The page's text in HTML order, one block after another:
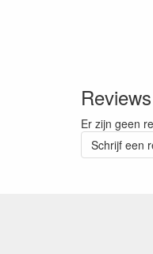
Reviews
Er zijn geen
Schrijf een